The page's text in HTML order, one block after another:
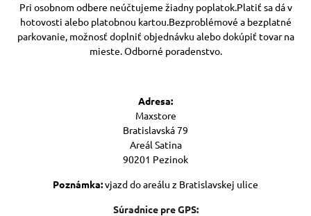
Pri osobnom odbere neúčtujeme žiadny poplatok.Platiť sa dá v
hotovosti alebo platobnou kartou.Bezproblémové a bezplatné
parkovanie, možnosť doplniť objednávku alebo dokúpiť tovar na
mieste. Odborné poradenstvo.
Adresa:
Maxstore
Bratislavská 79
Areál Satina
90201 Pezinok
Poznámka:vjazd do areálu z Bratislavskej ulice
Súradnice pre GPS: